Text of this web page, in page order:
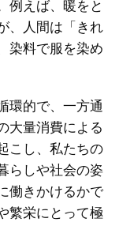
例えば、暖をと
、人間は「きれ
染料で服を染め
環的で、一方通
大量消費による
こし、私たちの
らしや社会の姿
働きかけるかで
繁栄にとって極